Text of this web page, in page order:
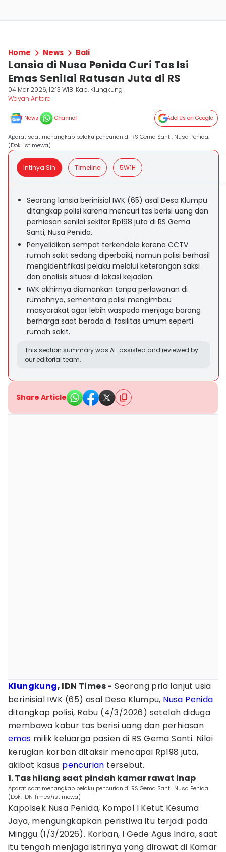
Home News Bali
Lansia di Nusa Penida Curi Tas Isi
Emas Senilai Ratusan Juta di RS
04 Mar 2026, 12:13 WIB Kab. Klungkung
Wayan Antara
News Channel Add Us on Google
Aparat saat menangkap pelaku pencurian di RS Gema Santi, Nusa Penida.
(Dok. istimewa)
Intinya Sih Timeline 5W1H
Seorang lansia berinisial IWK (65) asal Desa Klumpu
ditangkap polisi karena mencuri tas berisi uang dan
perhiasan senilai sekitar Rp198 juta di RS Gema
Santi, Nusa Penida.
Penyelidikan sempat terkendala karena CCTV
rumah sakit sedang diperbaiki, namun polisi berhasil
mengidentifikasi pelaku melalui keterangan saksi
dan analisis situasi di lokasi kejadian.
IWK akhirnya diamankan tanpa perlawanan di
rumahnya, sementara polisi mengimbau
masyarakat agar lebih waspada menjaga barang
berharga saat berada di fasilitas umum seperti
rumah sakit.
This section summary was AI-assisted and reviewed by
our editorial team.
Share Article
Klungkung, IDN Times - Seorang pria lanjut usia
berinisial IWK (65) asal Desa Klumpu, Nusa Penida
ditangkap polisi, Rabu (4/3/2026) setelah diduga
membawa kabur tas berisi uang dan perhiasan
emas milik keluarga pasien di RS Gema Santi. Nilai
kerugian korban ditaksir mencapai Rp198 juta,
akibat kasus pencurian tersebut.
1. Tas hilang saat pindah kamar rawat inap
Aparat saat menangkap pelaku pencurian di RS Gema Santi, Nusa Penida.
(Dok. IDN Times/istimewa)
Kapolsek Nusa Penida, Kompol I Ketut Kesuma
Jaya, mengungkapkan peristiwa itu terjadi pada
Minggu (1/3/2026). Korban, I Gede Agus Indra, saat
itu tengah menjaga istrinya yang dirawat di Kamar